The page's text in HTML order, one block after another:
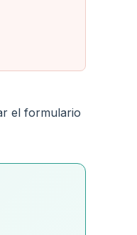
el formulario